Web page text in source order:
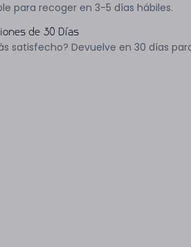
para recoger en 3-5 días hábiles.
de 30 Días
satisfecho? Devuelve en 30 días